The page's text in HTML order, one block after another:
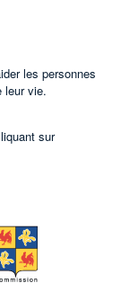
les personnes
leur vie.
sur